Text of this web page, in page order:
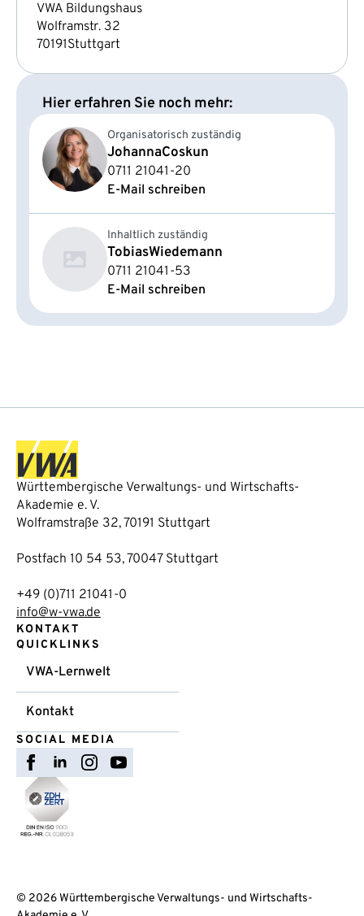
VWA Bildungshaus
Wolframstr. 32
70191Stuttgart
Hier erfahren Sie noch mehr:
Organisatorisch zuständig
JohannaCoskun
0711 21041-20
E-Mail schreiben
Inhaltlich zuständig
TobiasWiedemann
0711 21041-53
E-Mail schreiben
Württembergische Verwaltungs- und Wirtschafts-
Akademie e. V.
Wolframstraße 32, 70191 Stuttgart
Postfach 10 54 53, 70047 Stuttgart
+49 (0)711 21041-0
info@w-vwa.de
KONTAKT
QUICKLINKS
VWA-Lernwelt
Kontakt
SOCIAL MEDIA
© 2026 Württembergische Verwaltungs- und Wirtschafts-